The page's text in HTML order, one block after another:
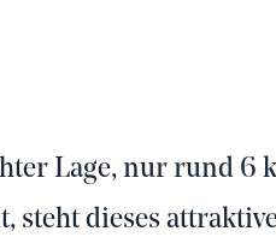
Lage, nur rund 6
steht dieses